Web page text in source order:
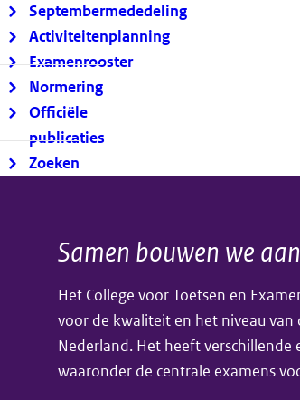
Septembermededeling
Activiteitenplanning
Examenrooster
Normering
Officiële
publicaties
Zoeken
Algemene
informatie
Samen bouwen we
Het College voor Toetsen en
voor de kwaliteit en het niveau
Nederland. Het heeft
waaronder de centrale examens